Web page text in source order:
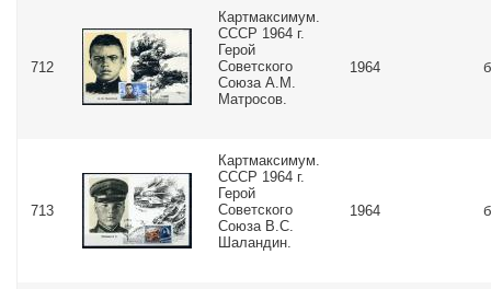
712
Картмаксимум.
СССР 1964 г.
Герой
Советского
Союза А.М.
Матросов.
1964
713
Картмаксимум.
СССР 1964 г.
Герой
Советского
Союза В.С.
Шаландин.
1964